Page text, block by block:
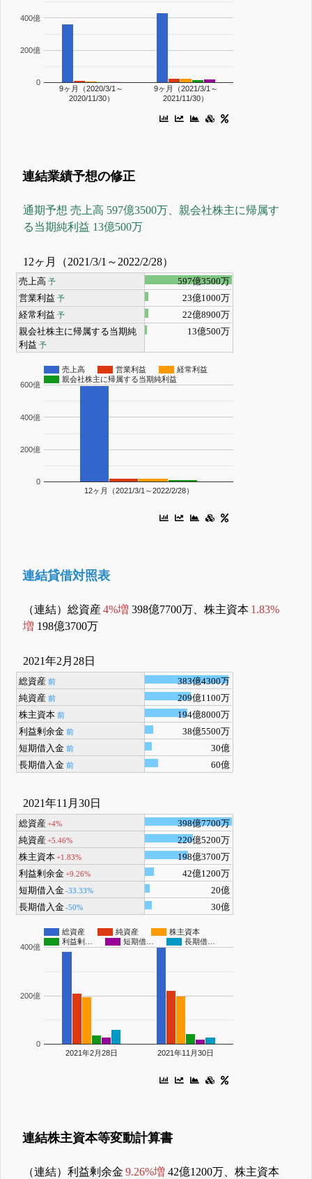
9ヶ月（2020/3/1～
2020/11/30）
9ヶ月（2021/3/1～
2021/11/30）
0
200億
400億
連結業績予想の修正
通期予想 売上高 597億3500万、親会社株主に帰属す
る当期純利益 13億500万
12ヶ月（2021/3/1～2022/2/28）
売上高 予
597億3500万
営業利益 予
23億1000万
経常利益 予
22億8900万
親会社株主に帰属する当期純
利益 予
13億500万
売上高 営業利益 経常利益
親会社株主に帰属する当期純利益
12ヶ月（2021/3/1～2022/2/28）
0
200億
400億
600億
連結貸借対照表
（連結）総資産4%増 398億7700万、株主資本 1.83%
増 198億3700万
2021年2月28日
総資産 前
383億4300万
純資産 前
209億1100万
株主資本 前
194億8000万
利益剰余金 前
38億5500万
短期借入金 前
30億
長期借入金 前 60億
2021年11月30日
総資産+4%
398億7700万
純資産+5.46%
220億5200万
株主資本+1.83%
198億3700万
利益剰余金+9.26%
42億1200万
短期借入金-33.33%
20億
長期借入金-50% 30億
総資産 純資産
株主資本
利益剰…
短期借… 長期借…
2021年2月28日 2021年11月30日
0
200億
400億
連結株主資本等変動計算書
（連結）利益剰余金 9.26%増 42億1200万、株主資本